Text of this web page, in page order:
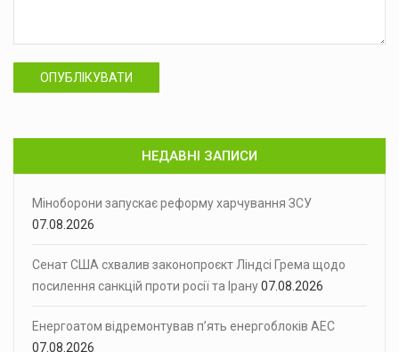
ОПУБЛІКУВАТИ
НЕДАВНІ ЗАПИСИ
Міноборони запускає реформу харчування ЗСУ
07.08.2026
Сенат США схвалив законопроєкт Ліндсі Грема щодо
посилення санкцій проти росії та Ірану07.08.2026
Енергоатом відремонтував п’ять енергоблоків АЕС
07.08.2026